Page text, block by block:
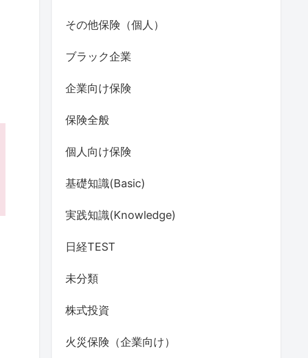
その他保険（個人）
ブラック企業
企業向け保険
保険全般
個人向け保険
基礎知識(Basic)
実践知識(Knowledge)
日経TEST
未分類
株式投資
火災保険（企業向け）